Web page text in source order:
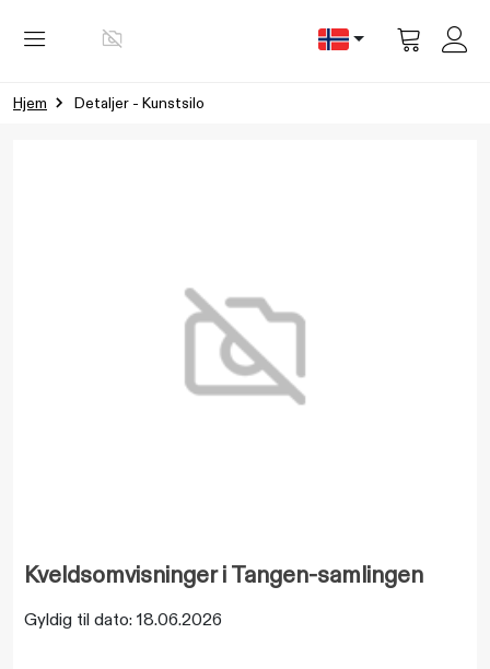
Hjem Detaljer - Kunstsilo
Kveldsomvisninger i Tangen-samlingen
Gyldig til dato: 18.06.2026